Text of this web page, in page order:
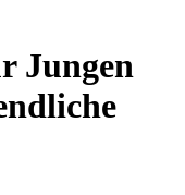
Jungen